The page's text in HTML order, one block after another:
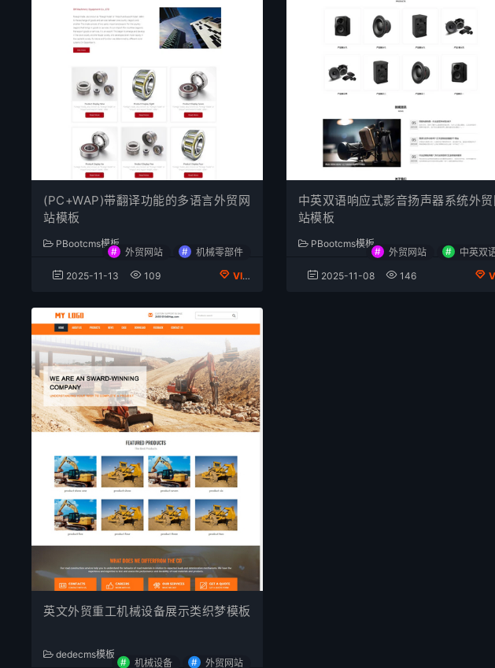
(PC+WAP)带翻译功能的多语言外贸网
站模板
PBootcms模板
# 外贸网站 # 机械零部件
2025-11-13 109 VIP会员专享
中英双语响应式影音扬声器系统外贸
站模板
PBootcms模板
# 外贸网站 # 中英双
2025-11-08 146 VIP会员专享
英文外贸重工机械设备展示类织梦模板
dedecms模板
# 机械设备 # 外贸网站